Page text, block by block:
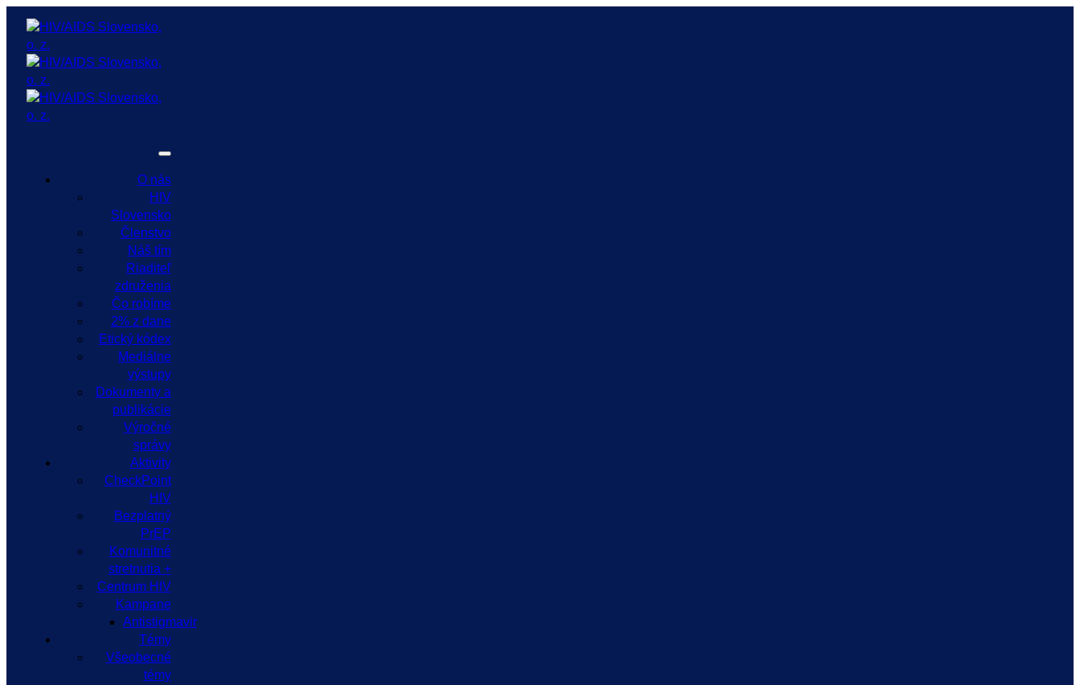
O nás
HIV
Slovensko
Členstvo
Náš tím
Riaditeľ
združenia
Čo robíme
2% z dane
Etický kódex
Mediálne
výstupy
Dokumenty a
publikácie
Výročné
správy
Aktivity
CheckPoint
HIV
Bezplatný
PrEP
Komunitné
stretnutia +
Centrum HIV
Kampane
Antistigmavir
Témy
Všeobecné
témy